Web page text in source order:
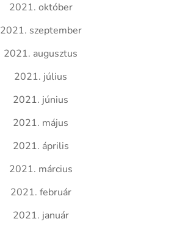
2021. október
2021. szeptember
2021. augusztus
2021. július
2021. június
2021. május
2021. április
2021. március
2021. február
2021. január